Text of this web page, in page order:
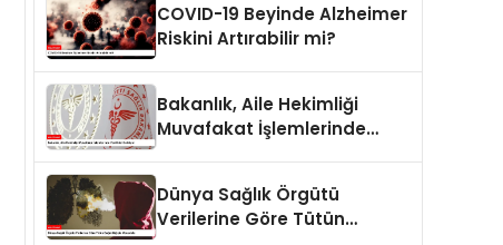
COVID-19 Beyinde Alzheimer
Riskini Artırabilir mi?
Bakanlık, Aile Hekimliği
Muvafakat İşlemlerinde
Dünya Sağlık Örgütü
Verilerine Göre Tütün